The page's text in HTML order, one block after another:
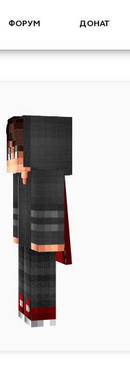
ФОРУМ ДОНАТ